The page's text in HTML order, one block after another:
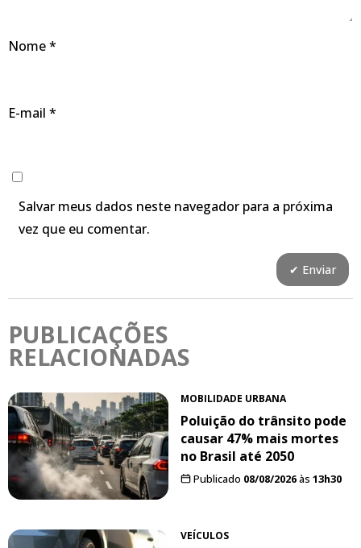
Nome*
E-mail *
Salvar meus dados neste navegador para a próxima
vez que eu comentar.
PUBLICAÇÕES
RELACIONADAS
MOBILIDADE URBANA
Poluição do trânsito pode
causar 47% mais mortes
no Brasil até 2050
Publicado 08/08/2026às 13h30
VEÍCULOS